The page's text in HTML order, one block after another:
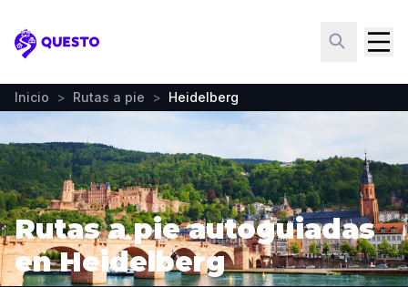
Questo
Inicio > Rutas a pie > Heidelberg
Rutas a pie autoguiadas
en Heidelberg